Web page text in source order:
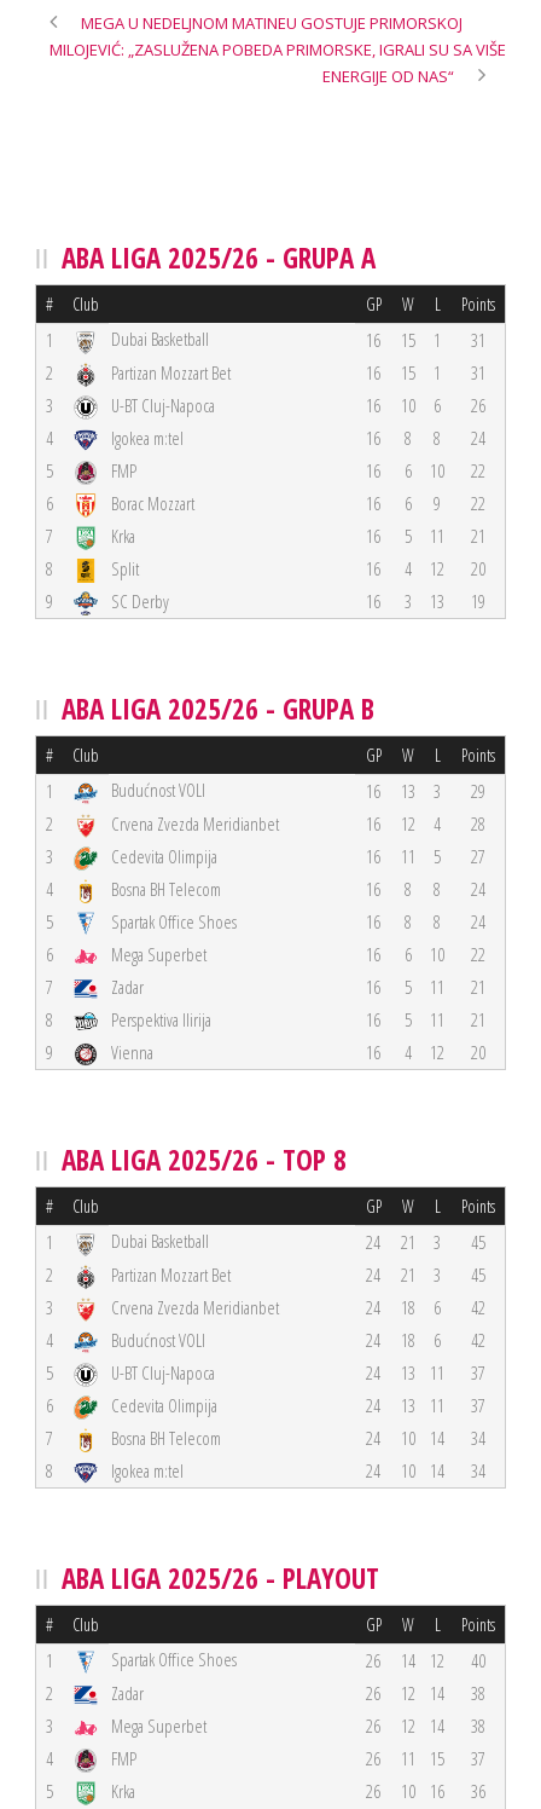
MEGA U NEDELJNOM MATINEU GOSTUJE PRIMORSKOJ
MILOJEVIĆ: „ZASLUŽENA POBEDA PRIMORSKE, IGRALI SU SA VIŠE
ENERGIJE OD NAS“
ABA LIGA 2025/26 - GRUPA A
# Club GP W L Points
1 Dubai Basketball 16 15 1
31
2
Partizan Mozzart Bet 16 15 1
31
3
U-BT Cluj-Napoca 16 10 6
26
4
Igokea m:tel 16 8 8
24
5
FMP 16 6 10
22
6
Borac Mozzart 16 6 9
22
7
Krka 16 5 11
21
8
Split 16 4 12
20
9
SC Derby 16 3 13 19
ABA LIGA 2025/26 - GRUPA B
# Club GP W L Points
1 Budućnost VOLI 16 13 3
29
2
Crvena Zvezda Meridianbet 16 12 4
28
3
Cedevita Olimpija 16 11 5
27
4
Bosna BH Telecom 16 8 8
24
5
Spartak Office Shoes 16 8 8
24
6
Mega Superbet 16 6 10
22
7
Zadar 16 5 11
21
8
Perspektiva Ilirija 16 5 11
21
9
Vienna 16 4 12 20
ABA LIGA 2025/26 - TOP 8
# Club GP W L Points
1 Dubai Basketball 24 21 3
45
2
Partizan Mozzart Bet 24 21 3
45
3
Crvena Zvezda Meridianbet 24 18 6
42
4
Budućnost VOLI 24 18 6
42
5
U-BT Cluj-Napoca 24 13 11
37
6
Cedevita Olimpija 24 13 11
37
7
Bosna BH Telecom 24 10 14
34
8
Igokea m:tel 24 10 14 34
ABA LIGA 2025/26 - PLAYOUT
# Club GP W L Points
1 Spartak Office Shoes 26 14 12
40
2
Zadar 26 12 14
38
3
Mega Superbet 26 12 14
38
4
FMP 26 11 15
37
5
Krka 26 10 16
36